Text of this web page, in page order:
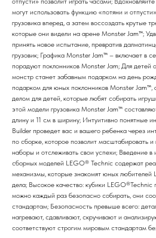
могут использовать функцию «потяни и
грузовика вперед, а затем воссоздать крутые
которые они видели на арене Monster Jam™;
принять новое испытание, превратив
грузовик; Графика Monster Jam™ – включает в
порадуют поклонников Monster Jam; Для детей
монстр станет забавным подарком на день
подарком для юных поклонников Monster
делом для детей, которые любят собирать
этой модели грузовика Monster Jam™
длину и 11 см в ширину; Интуитивно понятные
Builder проведет вас и вашего ребенка через
по сборке, которое позволит масштабировать
наборы и отслеживать свои успехи; Введение
сборных моделей LEGO® Technic содержат
механизмы, которые знакомят юных любителей
дела; Высокое качество: кубики
можно каждый раз безопасно собирать, они
стандартам; Безопасность превыше всего:
нагревают, сдавливают, скручивают и
соответствуют строгим мировым стандартам